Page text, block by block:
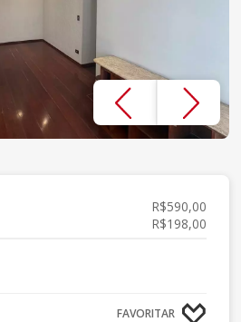
R$590,00
R$198,00
FAVORITAR